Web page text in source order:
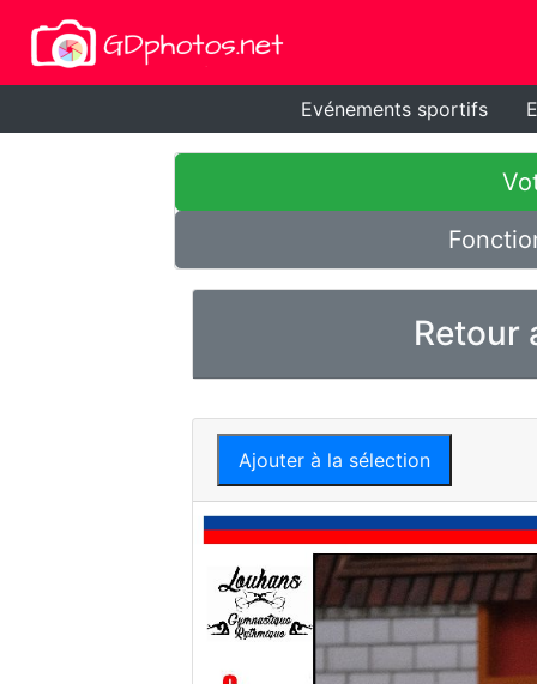
Evénements sportifs
Retour
Ajouter à la sélection